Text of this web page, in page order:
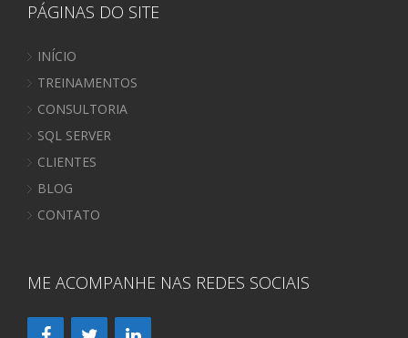
PÁGINAS DO SITE
INÍCIO
TREINAMENTOS
CONSULTORIA
SQL SERVER
CLIENTES
BLOG
CONTATO
ME ACOMPANHE NAS REDES SOCIAIS